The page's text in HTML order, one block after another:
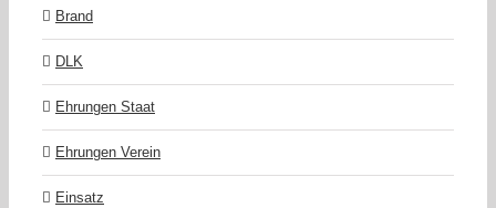
Brand
DLK
Ehrungen Staat
Ehrungen Verein
Einsatz